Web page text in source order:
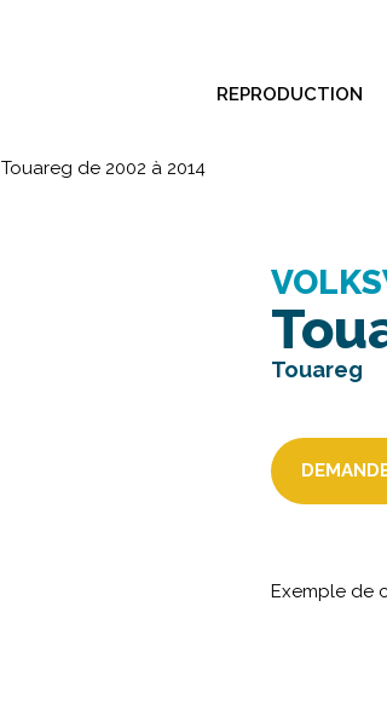
REPRODUCTION
Touareg de 2002 à 2014
Touareg
Exemple de